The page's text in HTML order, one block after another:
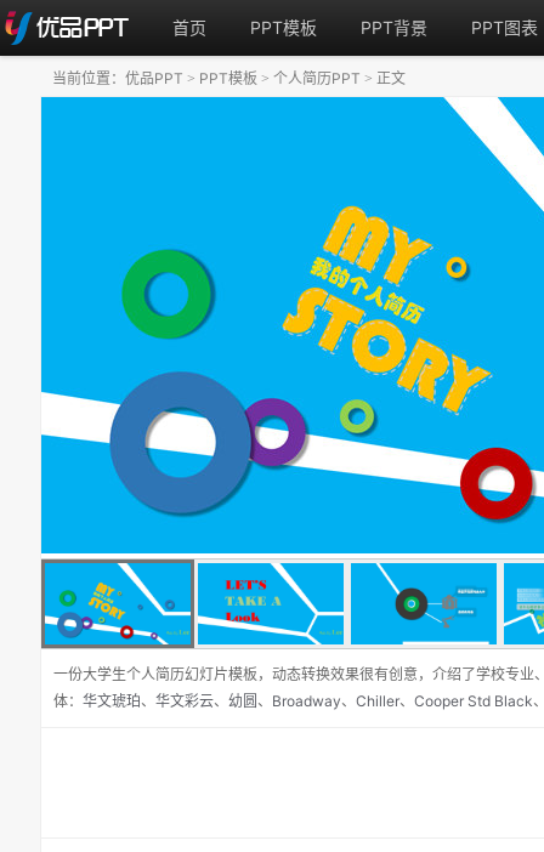
首页 PPT模板 PPT背景 PPT图表
一份大学生个人简历幻灯片模板，动态转换效果很有创意，介绍了学校专
体： 华文琥珀、 华文彩云、 幼圆 、 Broadway、 Chiller、 Cooper Std Black
当前位置： 优品PPT > PPT模板 > 个人简历PPT > 正文